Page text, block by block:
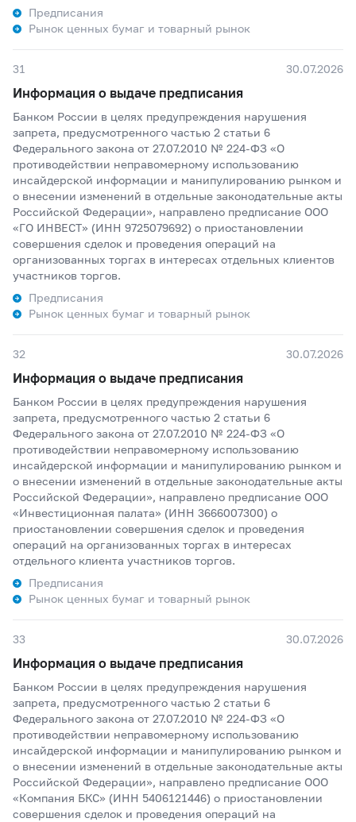
Предписания
Рынок ценных бумаг и товарный рынок
31 30.07.2026
Информация о выдаче предписания
Банком России в целях предупреждения нарушения
запрета, предусмотренного частью 2 статьи 6
Федерального закона от 27.07.2010 № 224-ФЗ «О
противодействии неправомерному использованию
инсайдерской информации и манипулированию рынком и
о внесении изменений в отдельные законодательные акты
Российской Федерации», направлено предписание ООО
«ГО ИНВЕСТ» (ИНН 9725079692) о приостановлении
совершения сделок и проведения операций на
организованных торгах в интересах отдельных клиентов
участников торгов.
Предписания
Рынок ценных бумаг и товарный рынок
32 30.07.2026
Информация о выдаче предписания
Банком России в целях предупреждения нарушения
запрета, предусмотренного частью 2 статьи 6
Федерального закона от 27.07.2010 № 224-ФЗ «О
противодействии неправомерному использованию
инсайдерской информации и манипулированию рынком и
о внесении изменений в отдельные законодательные акты
Российской Федерации», направлено предписание ООО
«Инвестиционная палата» (ИНН 3666007300) о
приостановлении совершения сделок и проведения
операций на организованных торгах в интересах
отдельного клиента участников торгов.
Предписания
Рынок ценных бумаг и товарный рынок
33 30.07.2026
Информация о выдаче предписания
Банком России в целях предупреждения нарушения
запрета, предусмотренного частью 2 статьи 6
Федерального закона от 27.07.2010 № 224-ФЗ «О
противодействии неправомерному использованию
инсайдерской информации и манипулированию рынком и
о внесении изменений в отдельные законодательные акты
Российской Федерации», направлено предписание ООО
«Компания БКС» (ИНН 5406121446) о приостановлении
совершения сделок и проведения операций на